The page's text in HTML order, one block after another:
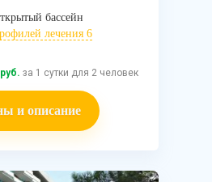
бассейн
лечения 6
за 1 сутки для 2 человек
и описание